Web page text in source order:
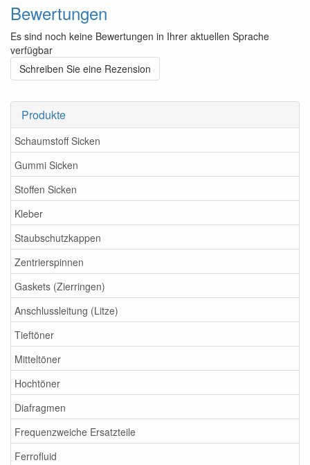
Produkte
Schaumstoff Sicken
Gummi Sicken
Stoffen Sicken
Kleber
Staubschutzkappen
Zentrierspinnen
Gaskets (Zierringen)
Anschlussleitung (Litze)
Tieftöner
Mitteltöner
Hochtöner
Diafragmen
Frequenzweiche Ersatzteile
Ferrofluid
Bewertungen
Es sind noch keine Bewertungen in Ihrer aktuellen Sprache
verfügbar
Schreiben Sie eine Rezension